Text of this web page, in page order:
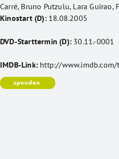
Carré, Bruno Putzulu, Lara Guirao,
Kinostart (D):18.08.2005
DVD-Starttermin (D): 30.11.-0001
IMDB-Link: http://